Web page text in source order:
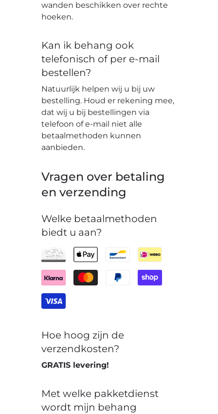
wanden beschikken over rechte
hoeken.
Kan ik behang ook
telefonisch of per e-mail
bestellen?
Natuurlijk helpen wij u bij uw
bestelling. Houd er rekening mee,
dat wij u bij bestellingen via
telefoon of e-mail niet alle
betaalmethoden kunnen
aanbieden.
Vragen over betaling
en verzending
Welke betaalmethoden
biedt u aan?
Hoe hoog zijn de
verzendkosten?
GRATIS levering!
Met welke pakketdienst
wordt mijn behang